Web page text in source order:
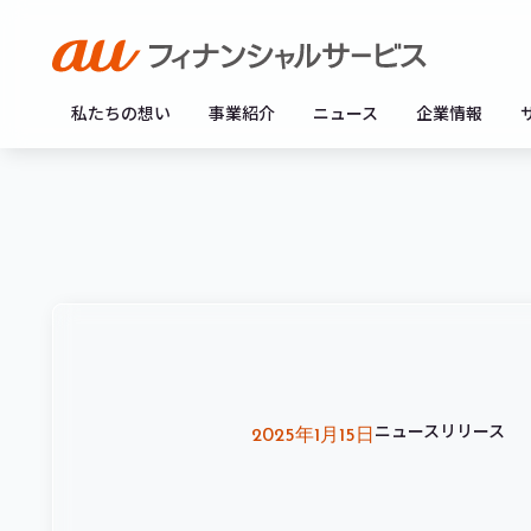
私たちの想い 事業紹介 ニュース 企業情報
2025年1月15日 ニュースリリース